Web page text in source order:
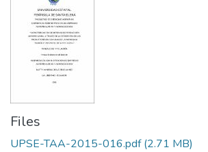
Files
UPSE-TAA-2015-016.pdf(2.71 MB)